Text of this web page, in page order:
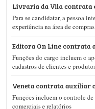
Livraria da Vila contrata
Para se candidatar, a pessoa
experiência na área de
Editora On Line contrata
Funções do cargo incluem o
cadastros de clientes e
Veneta contrata auxiliar
Funções incluem o controle
comerciais e relatórios